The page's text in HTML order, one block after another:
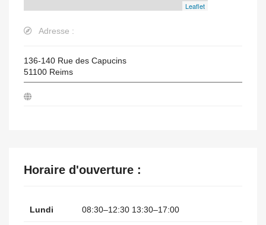
Leaflet
Adresse :
136-140 Rue des Capucins
51100 Reims
Horaire d'ouverture :
Lundi 08:30–12:30 13:30–17:00